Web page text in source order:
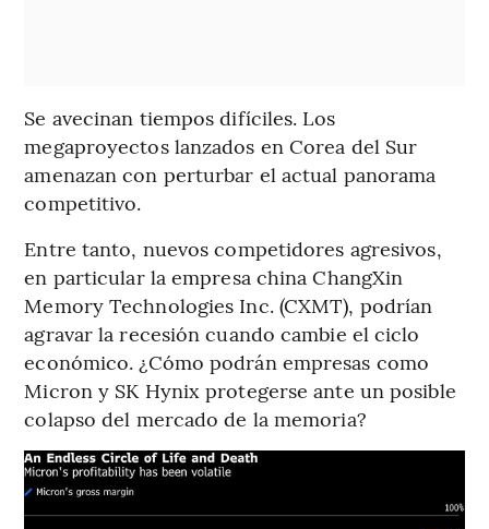
Se avecinan tiempos difíciles. Los
megaproyectos lanzados en Corea del Sur
amenazan con perturbar el actual panorama
competitivo.
Entre tanto, nuevos competidores agresivos,
en particular la empresa china ChangXin
Memory Technologies Inc. (CXMT), podrían
agravar la recesión cuando cambie el ciclo
económico. ¿Cómo podrán empresas como
Micron y SK Hynix protegerse ante un posible
colapso del mercado de la memoria?